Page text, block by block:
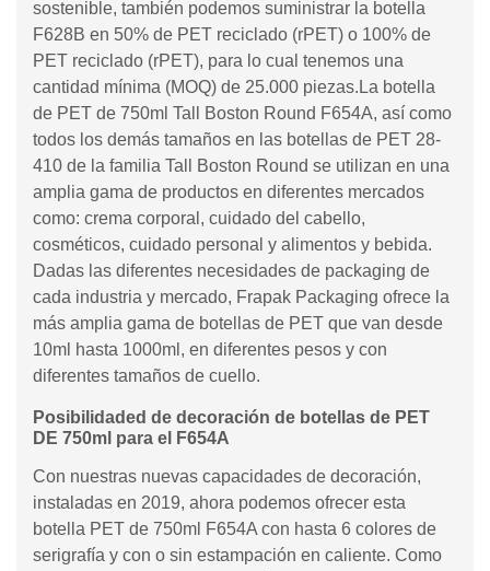
sostenible, también podemos suministrar la botella
F628B en 50% de PET reciclado (rPET) o 100% de
PET reciclado (rPET), para lo cual tenemos una
cantidad mínima (MOQ) de 25.000 piezas.La botella
de PET de 750ml Tall Boston Round F654A, así como
todos los demás tamaños en las botellas de PET 28-
410 de la familia Tall Boston Round se utilizan en una
amplia gama de productos en diferentes mercados
como: crema corporal, cuidado del cabello,
cosméticos, cuidado personal y alimentos y bebida.
Dadas las diferentes necesidades de packaging de
cada industria y mercado, Frapak Packaging ofrece la
más amplia gama de botellas de PET que van desde
10ml hasta 1000ml, en diferentes pesos y con
diferentes tamaños de cuello.
Posibilidaded de decoración de botellas de PET
DE 750ml para el F654A
Con nuestras nuevas capacidades de decoración,
instaladas en 2019, ahora podemos ofrecer esta
botella PET de 750ml F654A con hasta 6 colores de
serigrafía y con o sin estampación en caliente. Como